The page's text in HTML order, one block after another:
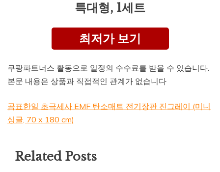
특대형, 1세트
최저가 보기
쿠팡파트너스 활동으로 일정의 수수료를 받을 수 있습니다.
본문 내용은 상품과 직접적인 관계가 없습니다
곰표한일 초극세사 EMF 탄소매트 전기장판 진그레이 (미니
싱글, 70 x 180 cm)
Related Posts